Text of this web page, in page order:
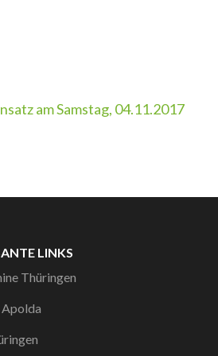
am Samstag, 04.11.2017
LINKS
Thüringen
Apolda